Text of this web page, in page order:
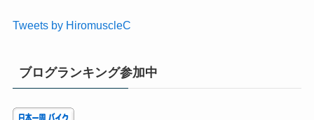
Tweets by HiromuscleC
ブログランキング参加中